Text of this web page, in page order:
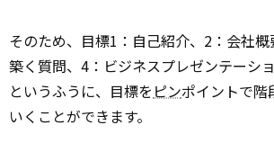
そのため、目標1：自己紹介、2：会社
築く質問、4：ビジネスプレゼンテーシ
というふうに、目標を ピンポイントで階
いくことができます。